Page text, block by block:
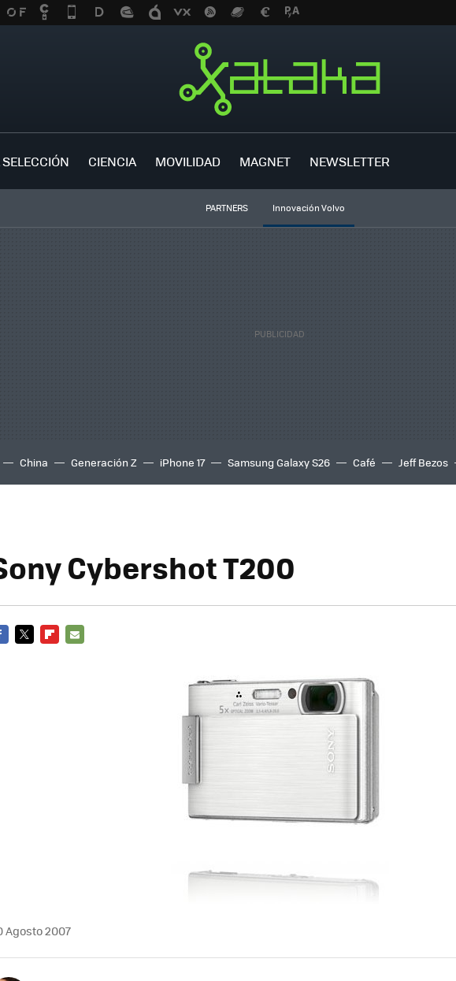
CIENCIA MOVILIDAD MAGNET NEWSLETTER
PARTNERS Innovación Volvo
China Generación Z iPhone 17 Samsung Galaxy S26 Café Jeff Bezos
Cybershot T200
Agosto 2007